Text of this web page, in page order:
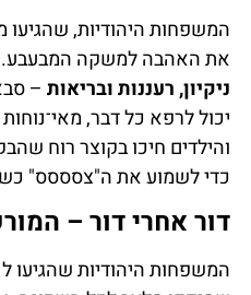
המשפחות היהודיות, שהגיעו
את האהבה למשקה המבעבע.
ניקיון, רעננות ובריאות–
יכול לרפא כל דבר,
והילדים חיכו בקוצר רוח
כדי לשמוע את ה"צסססס"
דור אחרי דור –
המשפחות היהודיות שהגיעו